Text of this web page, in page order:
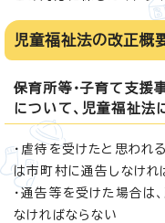
児童福祉法の改正概
保育所等・子育て支援
について、児童福祉法
・虐待を受けたと思われ
は市町村に通告しなけれ
・通告等を受けた場合は
なければならない